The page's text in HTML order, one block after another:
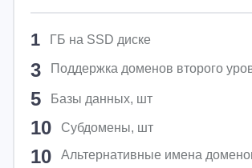
1 ГБ на SSD диске
3 Поддержка доменов второго
5 Базы данных, шт
10 Субдомены, шт
10 Альтернативные имена